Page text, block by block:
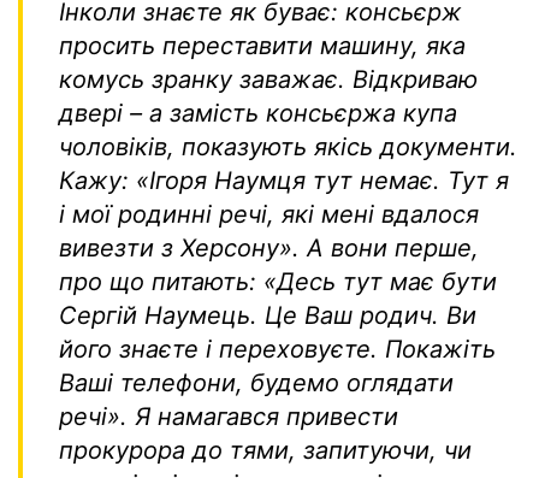
Інколи знаєте як буває: консьєрж
просить переставити машину, яка
комусь зранку заважає. Відкриваю
двері – а замість консьєржа купа
чоловіків, показують якісь документи.
Кажу: «Ігоря Наумця тут немає. Тут я
і мої родинні речі, які мені вдалося
вивезти з Херсону». А вони перше,
про що питають: «Десь тут має бути
Сергій Наумець. Це Ваш родич. Ви
його знаєте і переховуєте. Покажіть
Ваші телефони, будемо оглядати
речі». Я намагався привести
прокурора до тями, запитуючи, чи